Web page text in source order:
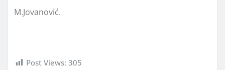
M.Jovanović.
Post Views: 305